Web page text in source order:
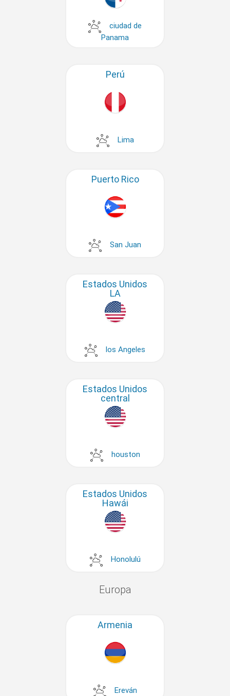
ciudad de
Panama
Perú
Lima
Puerto Rico
San Juan
Estados Unidos
LA
los Angeles
Estados Unidos
central
houston
Estados Unidos
Hawái
Honolulú
Europa
Armenia
Ereván